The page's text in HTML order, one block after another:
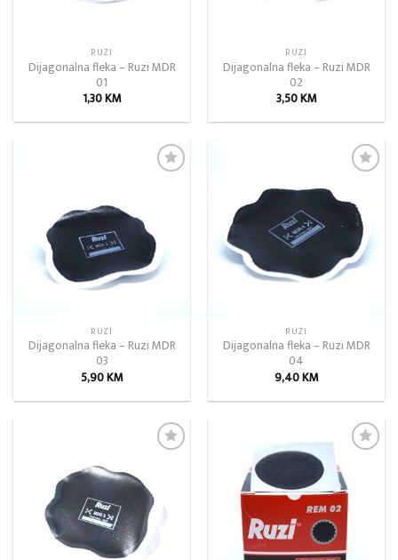
RUZI
Dijagonalna fleka – Ruzi MDR
01
1,30KM
RUZI
Dijagonalna fleka – Ruzi MDR
02
3,50KM
RUZI
Dijagonalna fleka – Ruzi MDR
03
5,90KM
RUZI
Dijagonalna fleka – Ruzi MDR
04
9,40KM
wishlist